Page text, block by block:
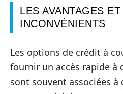
LES AVANTAGES
INCONVÉNIENTS
Les options de crédit à
fournir un accès rapide à
sont souvent associées à